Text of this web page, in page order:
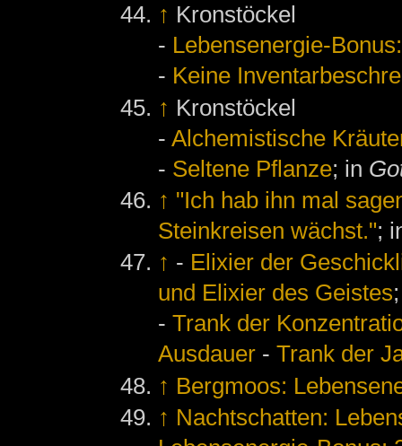
↑ Kronstöckel
- Lebensenergie-
- Keine
↑ Kronstöckel
-Alchemistische
- Seltene Pflanze; in
↑ "Ich hab ihn mal
Steinkreisen wächst.";
↑ - Elixier der
und Elixier des Geistes
-Trank der
Ausdauer -Trank der
↑ Bergmoos:
↑ Nachtschatten: